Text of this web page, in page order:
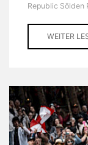
Republic Sölden
WEITER